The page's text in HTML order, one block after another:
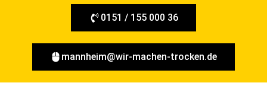
0151 / 155 000 36
mannheim@wir-machen-trocken.de